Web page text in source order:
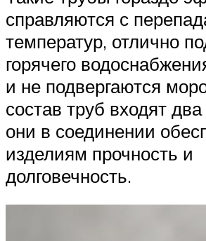
справляются с
температур, отлично
горячего
и не подвергаются
состав труб входят
они в соединении
изделиям прочность и
долговечность.